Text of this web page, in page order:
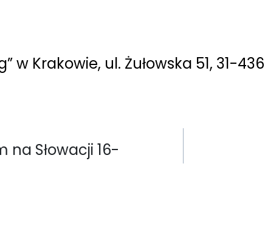
w Krakowie, ul. Żułowska 51, 31-
Słowacji 16-